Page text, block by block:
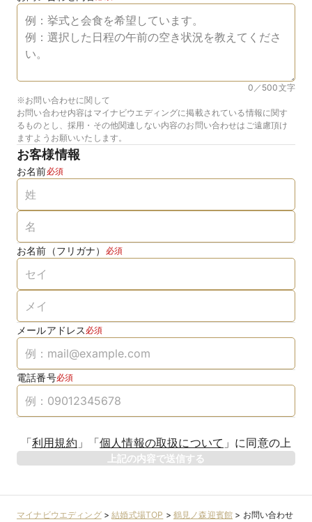
0／500文字
※お問い合わせに関して
お問い合わせ内容はマイナビウエディングに掲載されている情報に関す
るものとし、採用・その他関連しない内容のお問い合わせはご遠慮頂け
ますようお願いいたします。
お客様情報
お名前必須
お名前（フリガナ） 必須
メールアドレス 必須
電話番号必須
「利用規約 」 「個人情報の取扱について 」 に同意の上
上記の内容で送信する
マイナビウエディング>結婚式場TOP > 鶴見ノ森迎賓館 > お問い合わせ